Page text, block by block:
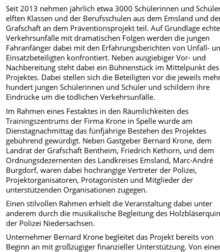
Seit 2013 nehmen jährlich etwa 3000 Schülerinnen und
elften Klassen und der Berufsschulen aus dem Emsland und
Grafschaft an dem Präventionsprojekt teil. Auf Grundlage
Verkehrsunfälle mit dramatischen Folgen werden die jungen
Fahranfänger dabei mit den Erfahrungsberichten von Unfall-
Einsatzbeteiligten konfrontiert. Neben ausgiebiger Vor- und
Nachbereitung steht dabei ein Bühnenstück im Mittelpunkt des
Projektes. Dabei stellen sich die Beteiligten vor die jeweils
hundert jungen Schülerinnen und Schüler und schildern ihre
Eindrücke um die tödlichen Verkehrsunfälle.
Im Rahmen eines Festaktes in den Räumlichkeiten des
Trainingszentrums der Firma Krone in Spelle wurde am
Dienstagnachmittag das fünfjährige Bestehen des Projektes
gebührend gewürdigt. Neben Gastgeber Bernard Krone, dem
Landrat der Grafschaft Bentheim, Friedrich Kethorn, und dem
Ordnungsdezernenten des Landkreises Emsland, Marc-André
Burgdorf, waren dabei hochrangige Vertreter der Polizei,
Projektorganisatoren, Protagonisten und Mitglieder der
unterstützenden Organisationen zugegen.
Einen stilvollen Rahmen erhielt die Veranstaltung dabei unter
anderem durch die musikalische Begleitung des
der Polizei Niedersachsen.
Unternehmer Bernard Krone begleitet das Projekt bereits von
Beginn an mit großzügiger finanzieller Unterstützung. Von